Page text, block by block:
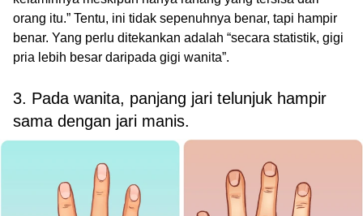
orang itu.” Tentu, ini tidak sepenuhnya benar, tapi hampir
benar. Yang perlu ditekankan adalah “secara statistik, gigi
pria lebih besar daripada gigi wanita”.
3. Pada wanita, panjang jari telunjuk hampir
sama dengan jari manis.